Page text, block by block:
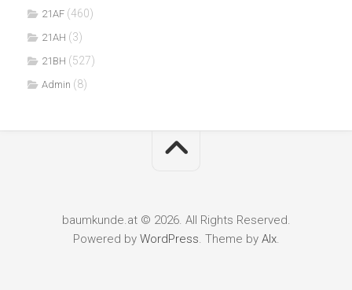
21AF (460)
21AH (3)
21BH (527)
Admin (8)
baumkunde.at © 2026. All Rights Reserved.
Powered by WordPress. Theme by Alx.